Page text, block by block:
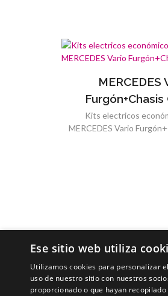
MERCEDES
Furgón+Chasis
Kits electricos
MERCEDES Vario
Ese sitio web utiliza
Utilizamos cookies para personalizar
uso de nuestro sitio con nuestros
proporcionado o que hayan